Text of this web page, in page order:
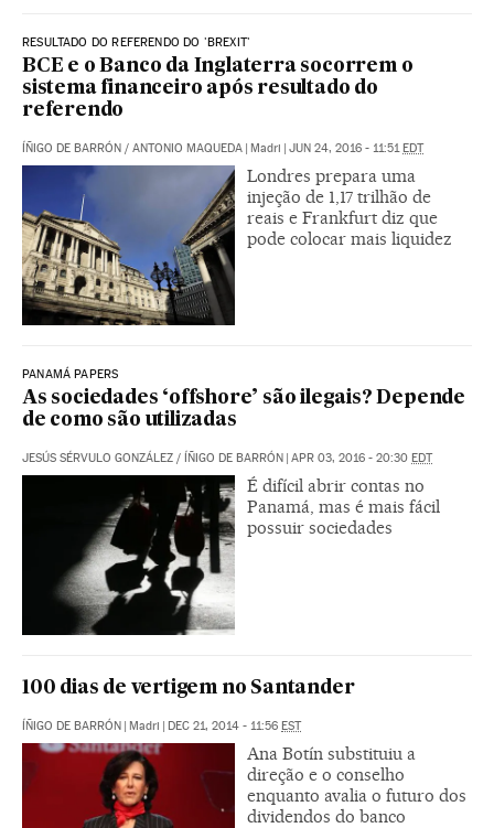
RESULTADO DO REFERENDO DO 'BREXIT'
BCE e o Banco da Inglaterra socorrem o
sistema financeiro após resultado do
referendo
ÍÑIGO DE BARRÓN / ANTONIO MAQUEDA | Madri | JUN 24, 2016 - 11:51EDT
Londres prepara uma
injeção de 1,17 trilhão de
reais e Frankfurt diz que
pode colocar mais liquidez
PANAMÁ PAPERS
As sociedades ‘offshore’ são ilegais? Depende
de como são utilizadas
JESÚS SÉRVULO GONZÁLEZ / ÍÑIGO DE BARRÓN | APR 03, 2016 - 20:30 EDT
É difícil abrir contas no
Panamá, mas é mais fácil
possuir sociedades
100 dias de vertigem no Santander
ÍÑIGO DE BARRÓN | Madri | DEC 21, 2014 - 11:56 EST
Ana Botín substituiu a
direção e o conselho
enquanto avalia o futuro dos
dividendos do banco